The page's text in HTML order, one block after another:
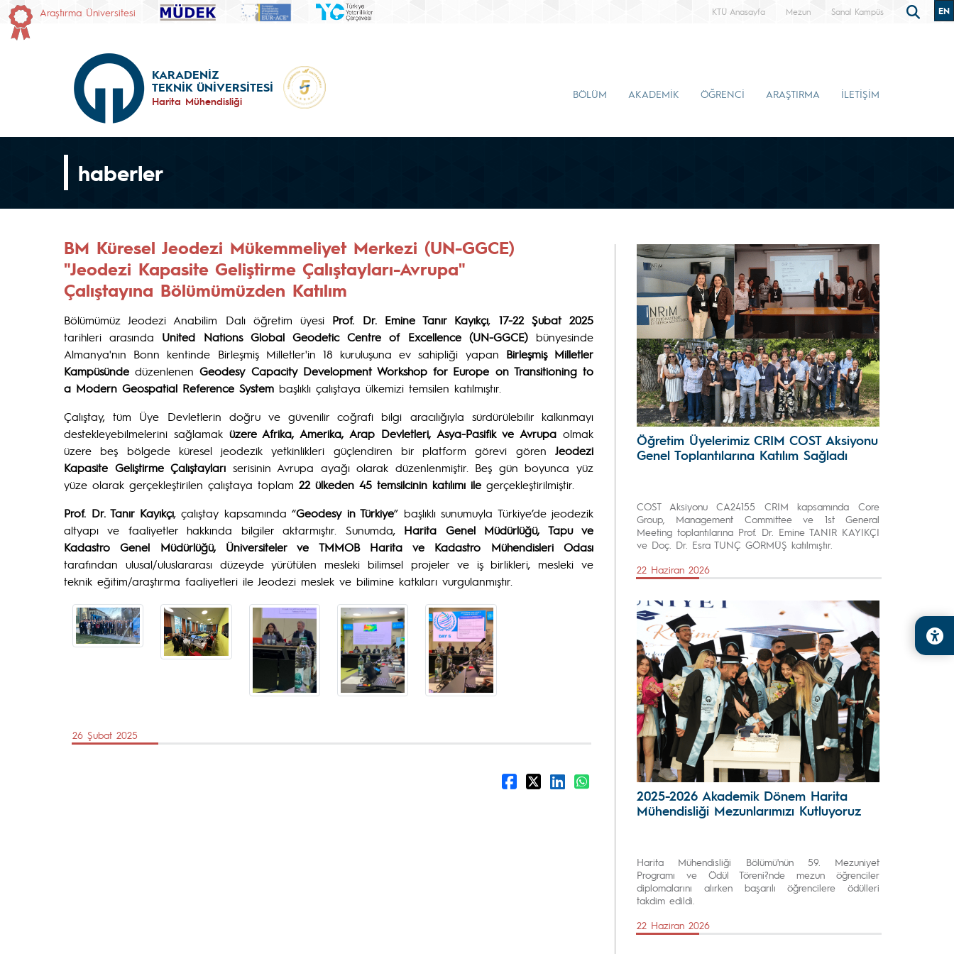
Araştırma Üniversitesi KTÜ Anasayfa Mezun Sanal Kampüs EN
KARADENİZ
TEKNİK ÜNİVERSİTESİ
Harita Mühendisliği
BÖLÜM AKADEMİK ÖĞRENCİ ARAŞTIRMA İLETİŞİM
haberler
BM Küresel Jeodezi Mükemmeliyet Merkezi (UN-GGCE)
"Jeodezi Kapasite Geliştirme Çalıştayları-Avrupa"
Çalıştayına Bölümümüzden Katılım
Bölümümüz Jeodezi Anabilim Dalı öğretim üyesi Prof. Dr. Emine Tanır Kayıkçı, 17-22 Şubat 2025
tarihleri arasında United Nations Global Geodetic Centre of Excellence (UN-GGCE)bünyesinde
Almanya'nın Bonn kentinde Birleşmiş Milletler'in 18 kuruluşuna ev sahipliği yapan Birleşmiş Milletler
Kampüsünde düzenlenenGeodesy Capacity Development Workshop for Europe on Transitioning to
a Modern Geospatial Reference System başlıklı çalıştaya ülkemizi temsilen katılmıştır.
Çalıştay, tüm Üye Devletlerin doğru ve güvenilir coğrafi bilgi aracılığıyla sürdürülebilir kalkınmayı
destekleyebilmelerini sağlamak üzere Afrika, Amerika, Arap Devletleri, Asya-Pasifik ve Avrupaolmak
üzere beş bölgede küresel jeodezik yetkinlikleri güçlendiren bir platform görevi gören Jeodezi
Kapasite Geliştirme Çalıştayları serisinin Avrupa ayağı olarak düzenlenmiştir. Beş gün boyunca yüz
yüze olarak gerçekleştirilen çalıştaya toplam 22 ülkeden 45 temsilcinin katılımı ile gerçekleştirilmiştir.
Prof. Dr. Tanır Kayıkçı, çalıştay kapsamında “Geodesy in Türkiye” başlıklı sunumuyla Türkiye’de jeodezik
altyapı ve faaliyetler hakkında bilgiler aktarmıştır. Sunumda, Harita Genel Müdürlüğü, Tapu ve
Kadastro Genel Müdürlüğü, Üniversiteler ve TMMOB Harita ve Kadastro Mühendisleri Odası
tarafından ulusal/uluslararası düzeyde yürütülen mesleki bilimsel projeler ve iş birlikleri, mesleki ve
teknik eğitim/araştırma faaliyetleri ile Jeodezi meslek ve bilimine katkıları vurgulanmıştır.
26 Şubat 2025
Öğretim Üyelerimiz CRIM COST Aksiyonu
Genel Toplantılarına Katılım Sağladı
COST Aksiyonu CA24155 CRIM kapsamında Core
Group, Management Committee ve 1st General
Meeting toplantılarına Prof. Dr. Emine TANIR KAYIKÇI
ve Doç. Dr. Esra TUNÇ GÖRMÜŞ katılmıştır.
22 Haziran 2026
2025-2026 Akademik Dönem Harita
Mühendisliği Mezunlarımızı Kutluyoruz
Harita Mühendisliği Bölümü'nün 59. Mezuniyet
Programı ve Ödül Töreni?nde mezun öğrenciler
diplomalarını alırken başarılı öğrencilere ödülleri
takdim edildi.
22 Haziran 2026